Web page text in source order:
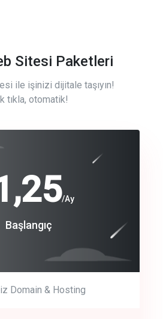
Sitesi Paketleri
ile işinizi dijitale taşıyın!
tıkla, otomatik!
/Ay
Başlangıç
Domain & Hosting